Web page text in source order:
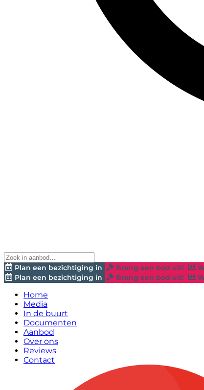
Plan een bezichtiging in Breng een bod uit!
Plan een bezichtiging in
Breng een bod uit!
Home
Media
In de buurt
Documenten
Aanbod
Over ons
Reviews
Contact